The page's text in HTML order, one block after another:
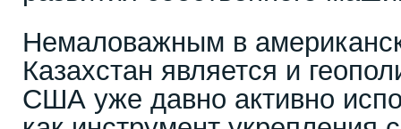
Немаловажным в
Казахстан является и
США уже давно активно